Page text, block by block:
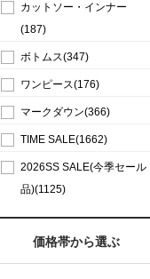
カットソー・インナー
(187)
ボトムス(347)
ワンピース(176)
マークダウン(366)
TIME SALE(1662)
2026SS SALE(今季セール
品)(1125)
価格帯から選ぶ